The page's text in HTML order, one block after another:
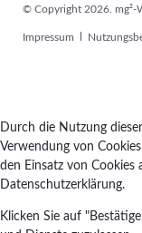
© Copyright 2026. mg²-
Navigation
Impressum
Durch die Nutzung
Verwendung von
den Einsatz von Cookies
Datenschutzerklärung.
Klicken Sie auf